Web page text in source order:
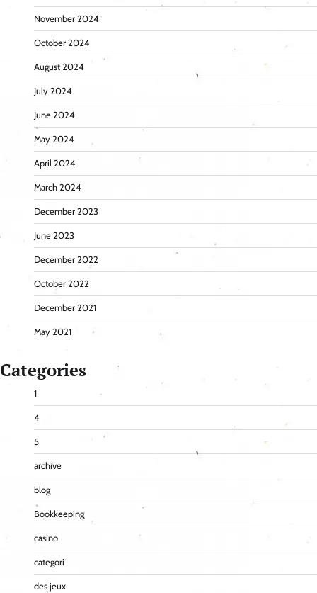
November 2024
October 2024
August 2024
July 2024
June 2024
May 2024
April 2024
March 2024
December 2023
June 2023
December 2022
October 2022
December 2021
May 2021
Categories
1
4
5
archive
blog
Bookkeeping
casino
categori
des jeux